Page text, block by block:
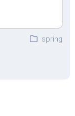
spring